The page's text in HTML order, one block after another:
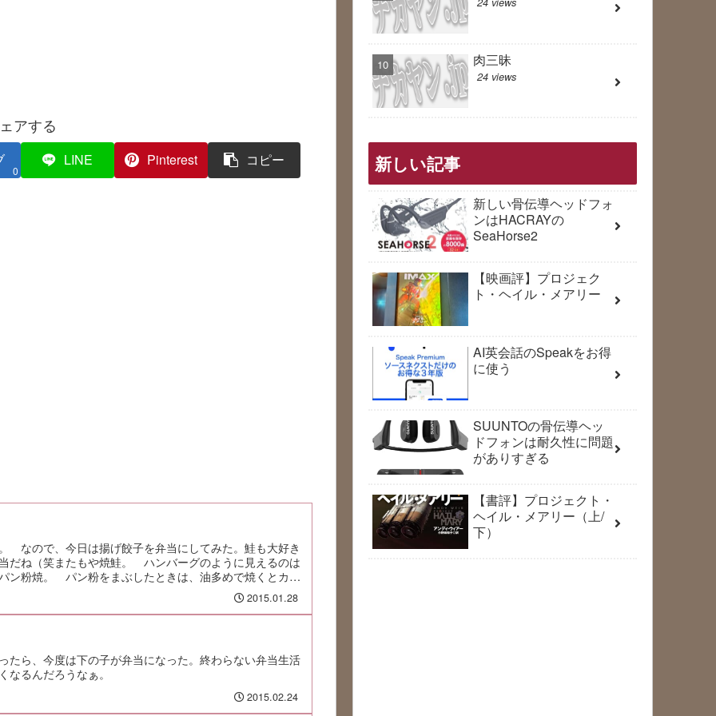
アする
0
LINE Pinterest コピー
なので、今日は揚げ餃子を弁当にしてみた。鮭も大好き
だね（笑またもや焼鮭。 ハンバーグのように見えるのは
ン粉焼。 パン粉をまぶしたときは、油多めで焼くとカリ
2015.01.28
たら、今度は下の子が弁当になった。終わらない弁当生活
なるんだろうなぁ。
2015.02.24
肉三昧
24 views
新しい記事
新しい骨伝導ヘッドフォ
ンはHACRAYの
SeaHorse2
【映画評】プロジェク
ト・ヘイル・メアリー
AI英会話のSpeakをお得
に使う
SUUNTOの骨伝導ヘッ
ドフォンは耐久性に問題
がありすぎる
【書評】プロジェクト・
ヘイル・メアリー（上/
下）